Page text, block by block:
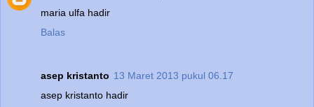
maria ulfa hadir
Balas
asep kristanto 13 Maret 2013 pukul 06.17
asep kristanto hadir